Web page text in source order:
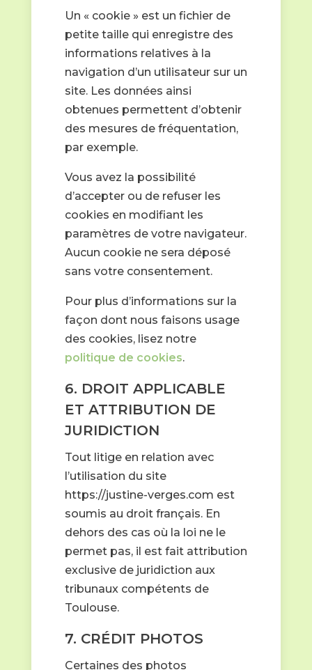
Un « cookie » est un fichier de
petite taille qui enregistre des
informations relatives à la
navigation d’un utilisateur sur un
site. Les données ainsi
obtenues permettent d’obtenir
des mesures de fréquentation,
par exemple.
Vous avez la possibilité
d’accepter ou de refuser les
cookies en modifiant les
paramètres de votre navigateur.
Aucun cookie ne sera déposé
sans votre consentement.
Pour plus d’informations sur la
façon dont nous faisons usage
des cookies, lisez notre
politique de cookies.
6. DROIT APPLICABLE
ET ATTRIBUTION DE
JURIDICTION
Tout litige en relation avec
l’utilisation du site
https://justine-verges.com est
soumis au droit français. En
dehors des cas où la loi ne le
permet pas, il est fait attribution
exclusive de juridiction aux
tribunaux compétents de
Toulouse.
7. CRÉDIT PHOTOS
Certaines des photos